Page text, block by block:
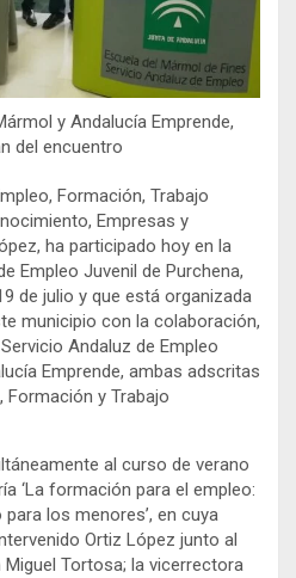
y Andalucía Emprende,
del encuentro
Formación, Trabajo
Empresas y
ha participado hoy en la
Empleo Juvenil de Purchena,
de julio y que está organizada
municipio con la colaboración,
Andaluz de Empleo
Emprende, ambas adscritas
Formación y Trabajo
al curso de verano
‘La formación para el empleo:
los menores’, en cuya
Ortiz López junto al
Miguel Tortosa; la vicerrectora